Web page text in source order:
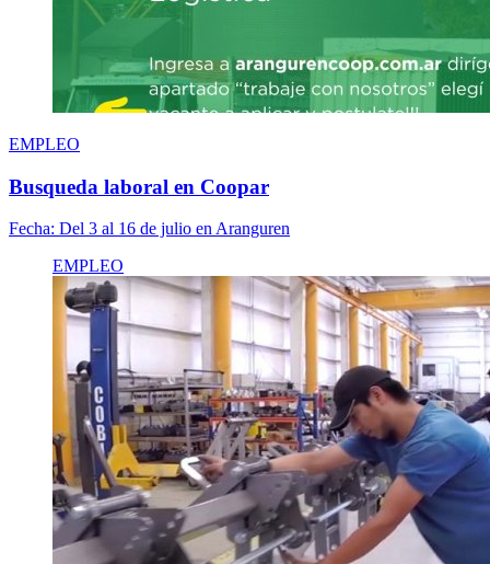
EMPLEO
Busqueda laboral en Coopar
Fecha: Del 3 al 16 de julio en Aranguren
EMPLEO